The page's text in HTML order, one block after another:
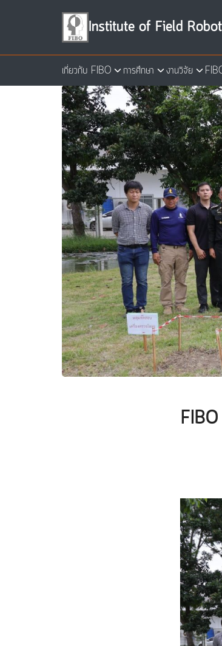
Institute of Field
เกี่ยวกับ FIBO การศึกษา งานวิจัย